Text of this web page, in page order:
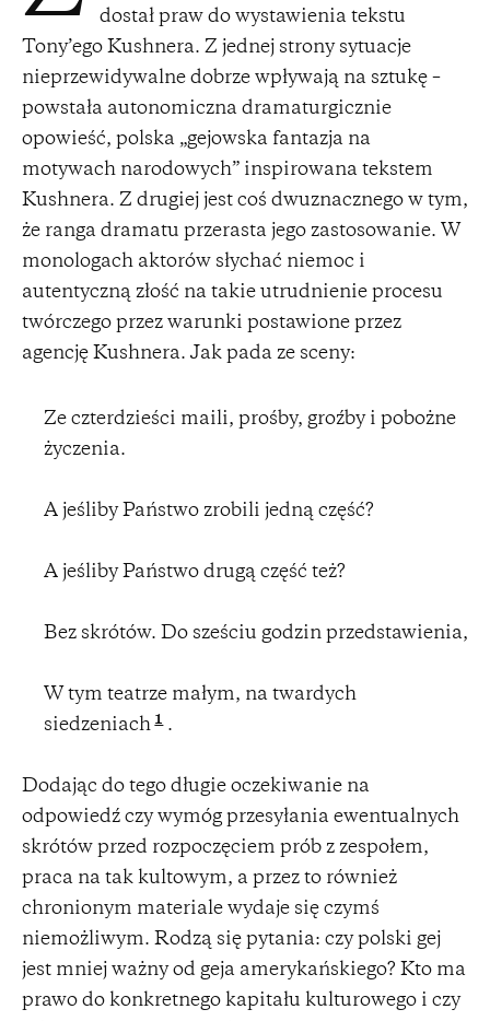
dostał praw do wystawienia tekstu
Tony’ego Kushnera. Z jednej strony sytuacje
nieprzewidywalne dobrze wpływają na sztukę –
powstała autonomiczna dramaturgicznie
opowieść, polska „gejowska fantazja na
motywach narodowych” inspirowana tekstem
Kushnera. Z drugiej jest coś dwuznacznego w tym,
że ranga dramatu przerasta jego zastosowanie. W
monologach aktorów słychać niemoc i
autentyczną złość na takie utrudnienie procesu
twórczego przez warunki postawione przez
agencję Kushnera. Jak pada ze sceny:
Ze czterdzieści maili, prośby, groźby i pobożne
życzenia.
A jeśliby Państwo zrobili jedną część?
A jeśliby Państwo drugą część też?
Bez skrótów. Do sześciu godzin przedstawienia,
W tym teatrze małym, na twardych
siedzeniach 1 .
Dodając do tego długie oczekiwanie na
odpowiedź czy wymóg przesyłania ewentualnych
skrótów przed rozpoczęciem prób z zespołem,
praca na tak kultowym, a przez to również
chronionym materiale wydaje się czymś
niemożliwym. Rodzą się pytania: czy polski gej
jest mniej ważny od geja amerykańskiego? Kto ma
prawo do konkretnego kapitału kulturowego i czy